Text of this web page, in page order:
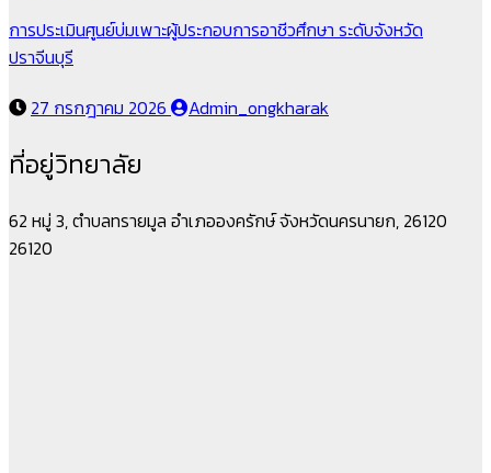
การประเมินศูนย์บ่มเพาะผู้ประกอบการอาชีวศึกษา ระดับจังหวัด
ปราจีนบุรี
27 กรกฎาคม 2026
Admin_ongkharak
ที่อยู่วิทยาลัย
62 หมู่ 3, ตำบลทรายมูล อำเภอองครักษ์ จังหวัดนครนายก, 26120
26120